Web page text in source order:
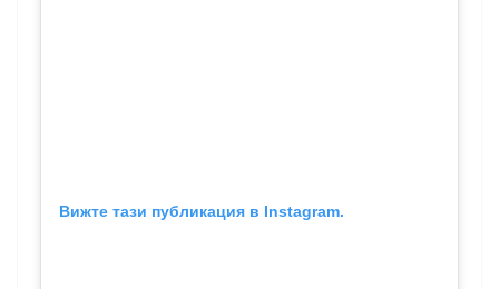
Вижте тази публикация в Instagram.